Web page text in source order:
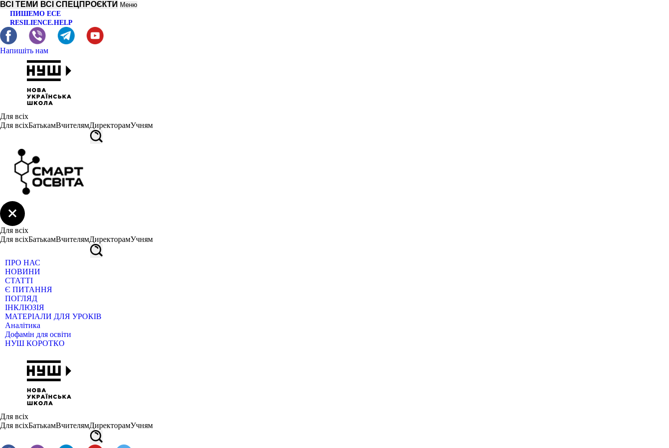
ВСІ ТЕМИ ВСІ СПЕЦПРОЄКТИ Меню
ПИШЕМО ЕСЕ
RESILIENCE.HELP
Напишіть нам
Для всіх
Для всіхБатькамВчителямДиректорамУчням
Для всіх
Для всіхБатькамВчителямДиректорамУчням
ПРО НАС
НОВИНИ
СТАТТІ
Є ПИТАННЯ
ПОГЛЯД
ІНКЛЮЗІЯ
МАТЕРІАЛИ ДЛЯ УРОКІВ
Аналітика
Дофамін для освіти
НУШ КОРОТКО
Для всіх
Для всіхБатькамВчителямДиректорамУчням